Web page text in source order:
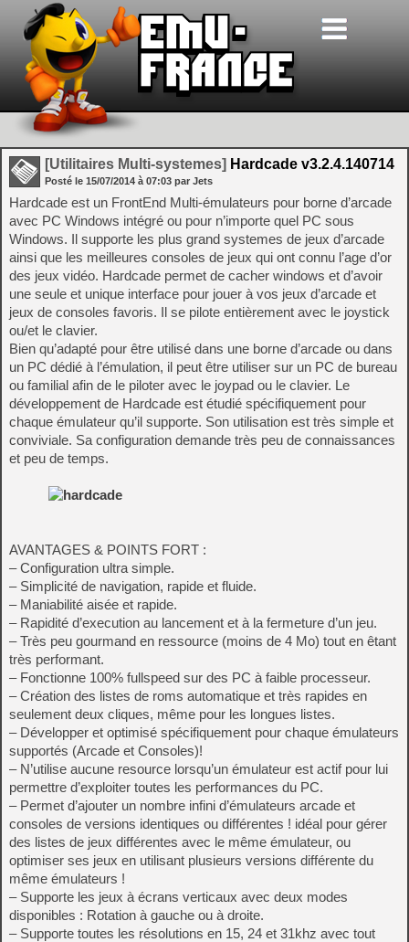
[Utilitaires Multi-systemes] Hardcade v3.2.4.140714
Posté le 15/07/2014 à 07:03 par Jets
Hardcade est un FrontEnd Multi-émulateurs pour borne d’arcade
avec PC Windows intégré ou pour n’importe quel PC sous
Windows. Il supporte les plus grand systemes de jeux d’arcade
ainsi que les meilleures consoles de jeux qui ont connu l’age d’or
des jeux vidéo. Hardcade permet de cacher windows et d’avoir
une seule et unique interface pour jouer à vos jeux d’arcade et
jeux de consoles favoris. Il se pilote entièrement avec le joystick
ou/et le clavier.
Bien qu’adapté pour être utilisé dans une borne d’arcade ou dans
un PC dédié à l’émulation, il peut être utiliser sur un PC de bureau
ou familial afin de le piloter avec le joypad ou le clavier. Le
développement de Hardcade est étudié spécifiquement pour
chaque émulateur qu’il supporte. Son utilisation est très simple et
conviviale. Sa configuration demande très peu de connaissances
et peu de temps.
AVANTAGES & POINTS FORT :
– Configuration ultra simple.
– Simplicité de navigation, rapide et fluide.
– Maniabilité aisée et rapide.
– Rapidité d’execution au lancement et à la fermeture d’un jeu.
– Très peu gourmand en ressource (moins de 4 Mo) tout en êtant
très performant.
– Fonctionne 100% fullspeed sur des PC à faible processeur.
– Création des listes de roms automatique et très rapides en
seulement deux cliques, même pour les longues listes.
– Développer et optimisé spécifiquement pour chaque émulateurs
supportés (Arcade et Consoles)!
– N’utilise aucune resource lorsqu’un émulateur est actif pour lui
permettre d’exploiter toutes les performances du PC.
– Permet d’ajouter un nombre infini d’émulateurs arcade et
consoles de versions identiques ou différentes ! idéal pour gérer
des listes de jeux différentes avec le même émulateur, ou
optimiser ses jeux en utilisant plusieurs versions différente du
même émulateurs !
– Supporte les jeux à écrans verticaux avec deux modes
disponibles : Rotation à gauche ou à droite.
– Supporte toutes les résolutions en 15, 24 et 31khz avec tout